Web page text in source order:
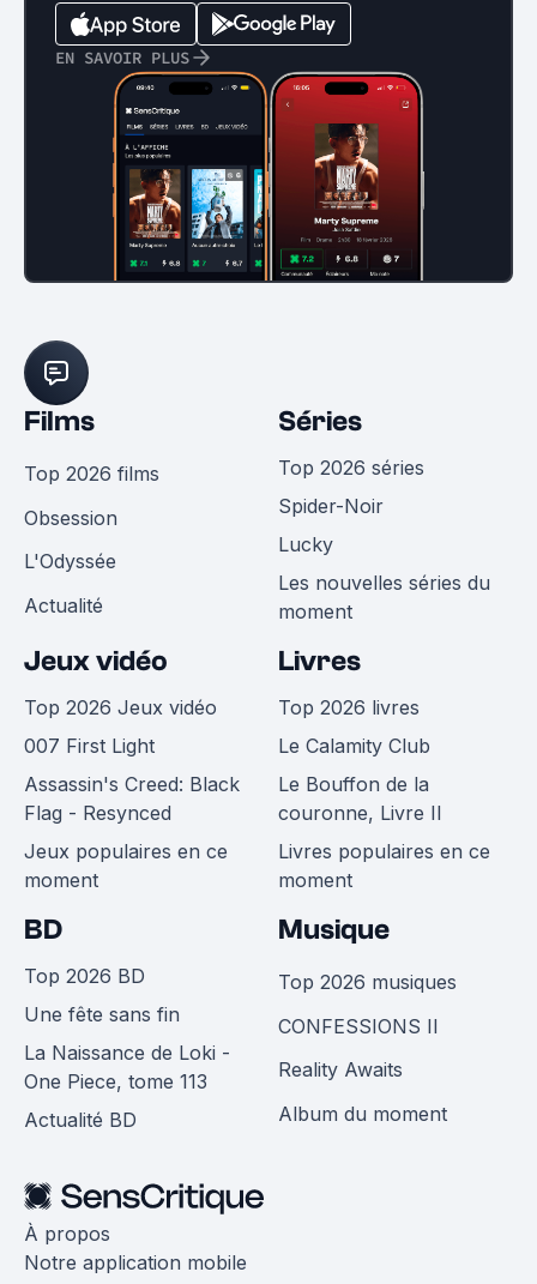
EN SAVOIR PLUS
Films
Top 2026 films
Obsession
L'Odyssée
Actualité
Séries
Top 2026 séries
Spider-Noir
Lucky
Les nouvelles séries du
moment
Jeux vidéo
Top 2026 Jeux vidéo
007 First Light
Assassin's Creed: Black
Flag - Resynced
Jeux populaires en ce
moment
Livres
Top 2026 livres
Le Calamity Club
Le Bouffon de la
couronne, Livre II
Livres populaires en ce
moment
BD
Top 2026 BD
Une fête sans fin
La Naissance de Loki -
One Piece, tome 113
Actualité BD
Musique
Top 2026 musiques
CONFESSIONS II
Reality Awaits
Album du moment
À propos
Notre application mobile